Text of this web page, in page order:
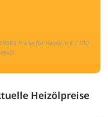
Preise für Heizöl in € / 100
Heizölpreise